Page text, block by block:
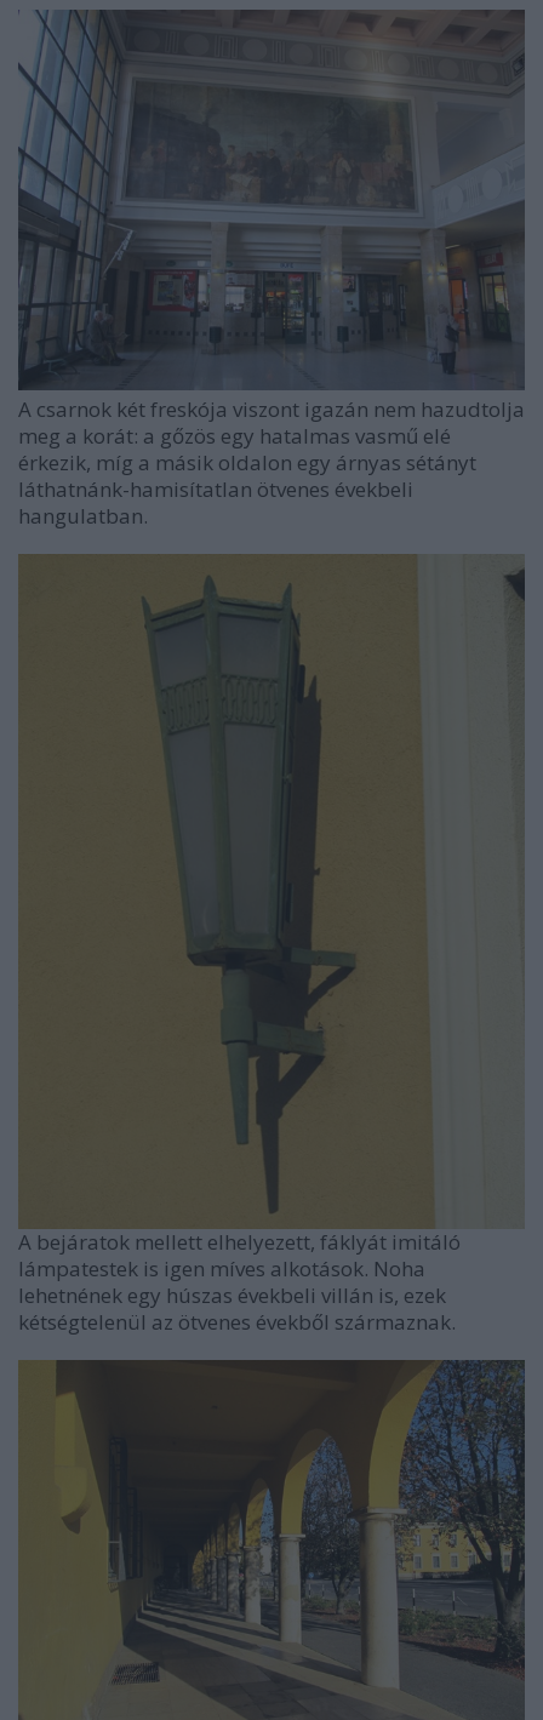
A csarnok két freskója viszont igazán nem hazudtolja
meg a korát: a gőzös egy hatalmas vasmű elé
érkezik, míg a másik oldalon egy árnyas sétányt
láthatnánk-hamisítatlan ötvenes évekbeli
hangulatban.
A bejáratok mellett elhelyezett, fáklyát imitáló
lámpatestek is igen míves alkotások. Noha
lehetnének egy húszas évekbeli villán is, ezek
kétségtelenül az ötvenes évekből származnak.